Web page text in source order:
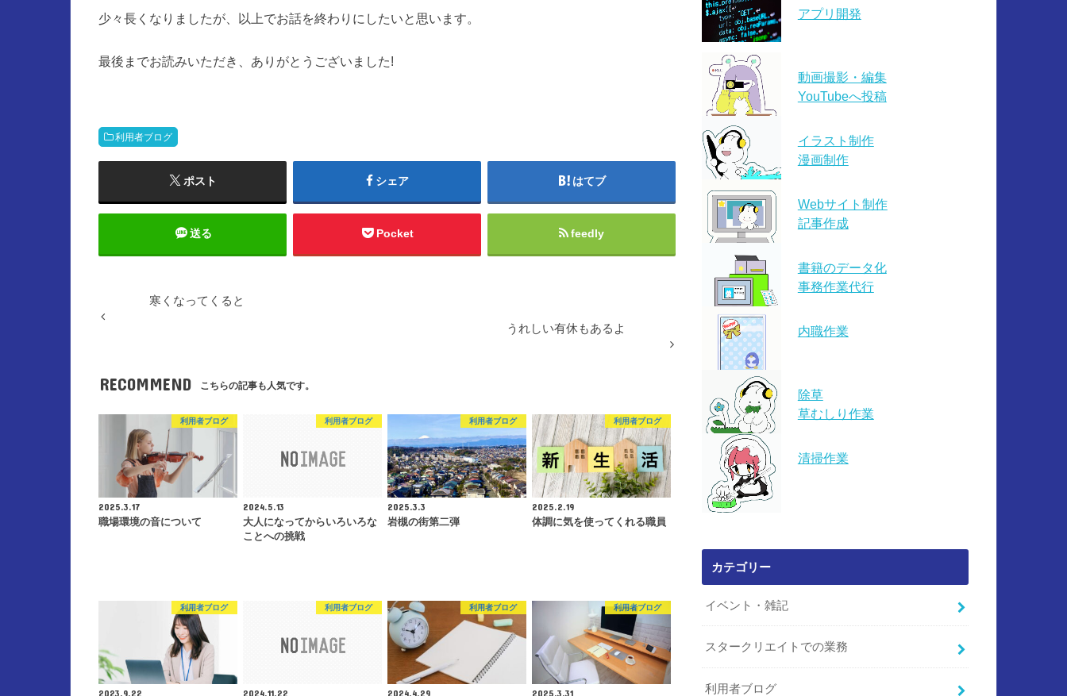
少々長くなりましたが、以上でお話を終わりにしたいと思います。
最後までお読みいただき、ありがとうございました!
利用者ブログ
ポスト シェア はてブ
送る Pocket feedly
寒くなってくると
うれしい有休もあるよ
RECOMMEND こちらの記事も人気です。
利用者ブログ
2025.3.17
職場環境の音について
利用者ブログ
2024.5.13
大人になってからいろいろな
ことへの挑戦
利用者ブログ
2025.3.3
岩槻の街第二弾
利用者ブログ
2025.2.19
体調に気を使ってくれる職員
利用者ブログ
2023.9.22
利用者ブログ
2024.11.22
利用者ブログ
2024.4.29
利用者ブログ
2025.3.31
アプリ開発
動画撮影・編集
YouTubeへ投稿
イラスト制作
漫画制作
Webサイト制作
記事作成
書籍のデータ化
事務作業代行
内職作業
除草
草むしり作業
清掃作業
カテゴリー
イベント・雑記
スタークリエイトでの業務
利用者ブログ